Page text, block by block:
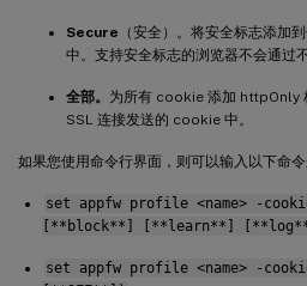
Secure （安全）。将安全标志添加
中。支持安全标志的浏览器不会通过
全部。 为所有 cookie 添加 httpOnly
SSL 连接发送的 cookie 中。
如果您使用命令行界面，则可以输入以下命
set appfw profile <name> -
[**block**] [**learn**]
set appfw profile <name> -